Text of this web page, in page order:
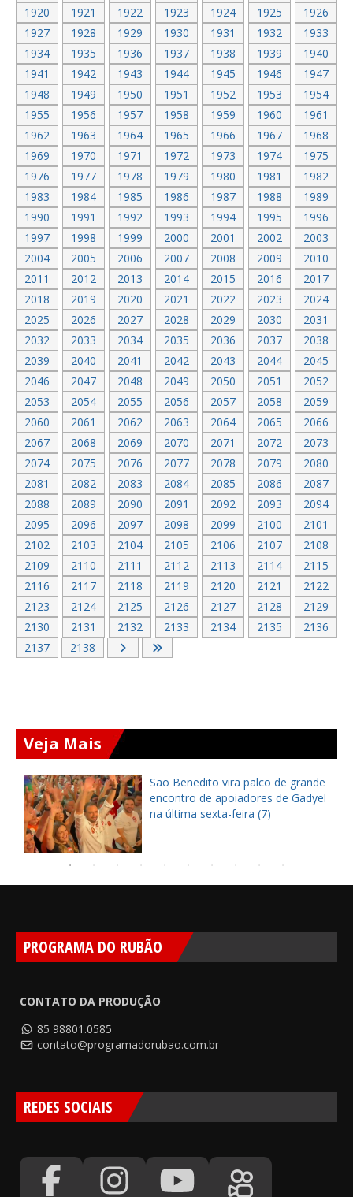
1920
1921 1922 1923 1924 1925
1926
1927
1928 1929 1930 1931 1932
1933
1934
1935 1936 1937 1938 1939
1940
1941
1942 1943 1944 1945 1946
1947
1948
1949 1950 1951 1952 1953
1954
1955
1956 1957 1958 1959 1960
1961
1962
1963 1964 1965 1966 1967
1968
1969
1970 1971 1972 1973 1974
1975
1976
1977 1978 1979 1980 1981
1982
1983
1984 1985 1986 1987 1988
1989
1990
1991 1992 1993 1994 1995
1996
1997
1998 1999 2000 2001 2002
2003
2004
2005 2006 2007 2008 2009
2010
2011
2012 2013 2014 2015 2016
2017
2018
2019 2020 2021 2022 2023
2024
2025
2026 2027 2028 2029 2030
2031
2032
2033 2034 2035 2036 2037
2038
2039
2040 2041 2042 2043 2044
2045
2046
2047 2048 2049 2050 2051
2052
2053
2054 2055 2056 2057 2058
2059
2060
2061 2062 2063 2064 2065
2066
2067
2068 2069 2070 2071 2072
2073
2074
2075 2076 2077 2078 2079
2080
2081
2082 2083 2084 2085 2086
2087
2088
2089 2090 2091 2092 2093
2094
2095
2096 2097 2098 2099 2100
2101
2102
2103 2104 2105 2106 2107
2108
2109
2110 2111 2112 2113 2114
2115
2116
2117 2118 2119 2120 2121
2122
2123
2124 2125 2126 2127 2128
2129
2130
2131 2132 2133 2134 2135
2136
2137
2138
Veja Mais
Prefeito Nezinho Farias convida
população para pedal com sorteio
de moto, TV, geladeira e bicicletas
PROGRAMA DO RUBÃO
CONTATO DA PRODUÇÃO
85 98801.0585
contato@programadorubao.com.br
REDES SOCIAIS